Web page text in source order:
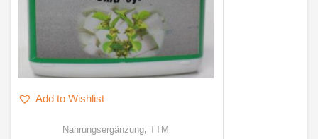
Add to Wishlist
Nahrungsergänzung, TTM